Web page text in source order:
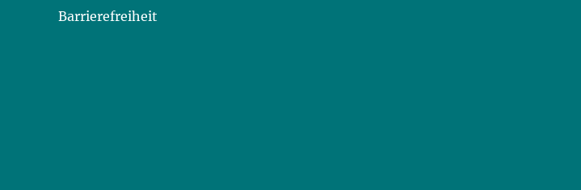
Barrierefreiheit